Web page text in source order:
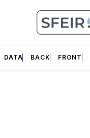
DATA BACK FRONT